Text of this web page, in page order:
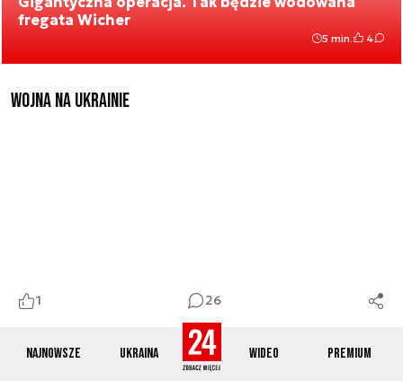
Najnowsze Ukraina Wideo Premium
1 26
fregata Wicher
5 min. 4
Wojna na Ukrainie
Liczba przechwyceń rosyjskich samolotów nad wschodnią
flanką wzrosła o ponad 250 proc